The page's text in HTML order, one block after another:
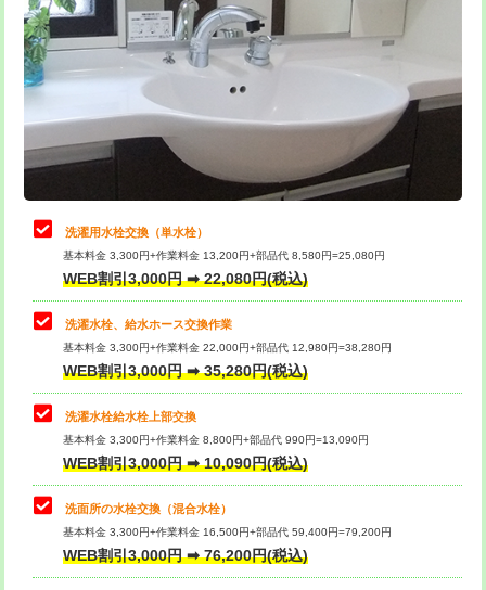
※給水管工事は20mmまでの価格です。
給水管工事※（塩ビ管（VP・HI）使
用/3ｍまで)
33,000円
給水管工事※（塩ビ管（VP・HI）使
用（追加）/3ｍ超え)
給水管工事※（ライニング鋼管・銅
管・ポリ管・HT管使用/3ｍまで)
44,000円
給水管工事※（ライニング鋼管・銅
管・ポリ管・HT管使用/3ｍ超え)
排水管工事（土の掘削・埋め戻し作
業）
排水管工事（排水管工事/3ｍまで） 55,000円
排水管工事（追加 排水管工事/3ｍ超
え）
マス交換（土の掘削・埋め戻し作業）
マス交換（深さ50㎝未満）
マス交換（深さ50㎝以上）
カメラ調査 33,000円
桝清掃
止水・漏水調査・防水処理・清掃・修
理・調整・分解・加工など（軽作業）
11,000円
止水・漏水調査・防水処理・清掃・修
理・調整・分解・加工など（中作業）
22,000円
止水・漏水調査・防水処理・清掃・修
理・調整・分解・加工など（重作業）
33,000円
キッチンタンク脱着
その他部品の脱着
交換・取付（タンク）
交換・取付(単水栓（壁付・デッキ
式）)
交換・取付(混合水栓（壁付・デッキ
式・ワンホール）)
16,500円+材料費
洗濯用水栓交換（単水栓）
基本料金 3,300円+作業料金 13,200円+部品代 8,580円=25,080円
WEB割引3,000円 ➡ 22,080円(税込)
洗濯水栓、給水ホース交換作業
基本料金 3,300円+作業料金 22,000円+部品代 12,980円=38,280円
WEB割引3,000円 ➡ 35,280円(税込)
洗濯水栓給水栓上部交換
基本料金 3,300円+作業料金 8,800円+部品代 990円=13,090円
WEB割引3,000円 ➡ 10,090円(税込)
洗面所の水栓交換（混合水栓）
基本料金 3,300円+作業料金 16,500円+部品代 59,400円=79,200円
WEB割引3,000円 ➡ 76,200円(税込)